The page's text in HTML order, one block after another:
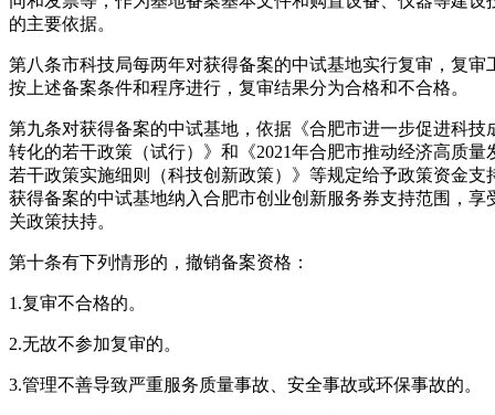
的主要依据。
第八条市科技局每两年对获得备案的中试基地实行复审，复审
按上述备案条件和程序进行，复审结果分为合格和不合格。
第九条对获得备案的中试基地，依据《合肥市进一步促进科技
转化的若干政策（试行）》和《2021年合肥市推动经济高质量
若干政策实施细则（科技创新政策）》等规定给予政策资金支
获得备案的中试基地纳入合肥市创业创新服务券支持范围，享
关政策扶持。
第十条有下列情形的，撤销备案资格：
1.复审不合格的。
2.无故不参加复审的。
3.管理不善导致严重服务质量事故、安全事故或环保事故的。